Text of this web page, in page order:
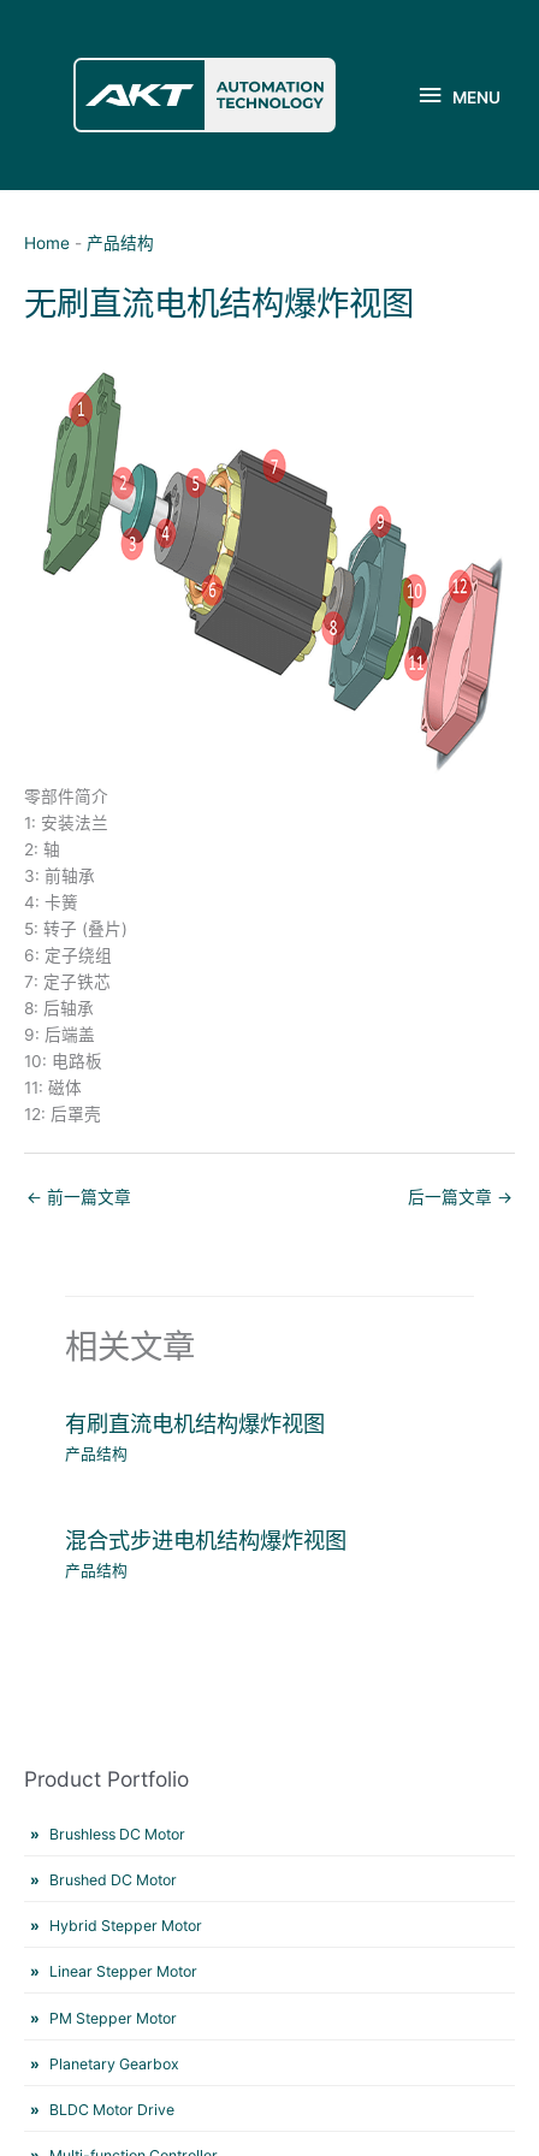
MENU
Product Portfolio
Brushless DC Motor
Brushed DC Motor
Hybrid Stepper Motor
Linear Stepper Motor
PM Stepper Motor
Planetary Gearbox
BLDC Motor Drive
Home - 产品结构
无刷直流电机结构爆炸视图
零部件简介
1: 安装法兰
2: 轴
3: 前轴承
4: 卡簧
5: 转子 (叠片)
6: 定子绕组
7: 定子铁芯
8: 后轴承
9: 后端盖
10: 电路板
11: 磁体
12: 后罩壳
← 前一篇文章 后一篇文章 →
相关文章
有刷直流电机结构爆炸视图
产品结构
混合式步进电机结构爆炸视图
产品结构